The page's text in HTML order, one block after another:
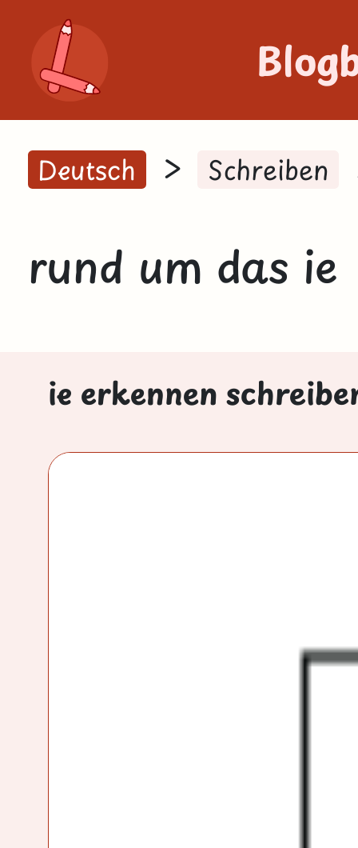
Deutsch > Schreiben
rund um das ie
ie erkennen